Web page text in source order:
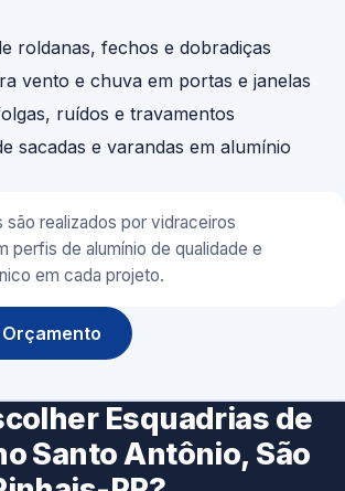
roldanas, fechos e dobradiças
vento e chuva em portas e janelas
ruídos e travamentos
sacadas e varandas em alumínio
são realizados por vidraceiros
perfis de alumínio de qualidade e
em cada projeto.
Esquadrias de
Santo Antônio, São